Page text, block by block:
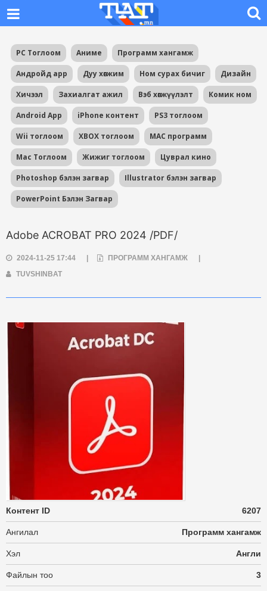
PC Тоглоом Аниме Программ хангамж
Андройд app Дуу хөгжим Ном сурах бичиг Дизайн
Хичээл Захиалгат ажил Вэб хөгжүүлэлт Комик ном
Android App iPhone контент PS3 тоглоом
Wii тоглоом XBOX тоглоом MAC программ
Mac Тоглоом Жижиг тоглоом Цуврал кино
Photoshop бэлэн загвар Illustrator бэлэн загвар
PowerPoint Бэлэн Загвар
Adobe ACROBAT PRO 2024 /PDF/
2024-11-25 17:44 ПРОГРАММ ХАНГАМЖ
TUVSHINBAT
Контент ID 6207
Ангилал Программ хангамж
Хэл Англи
Файлын тоо 3